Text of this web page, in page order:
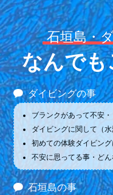
石垣島・
なんでも
ダイビングの事
ブランクがあって不安
ダイビングに関して（水
初めての体験ダイビン
不安に思ってる事・ど
石垣島の事